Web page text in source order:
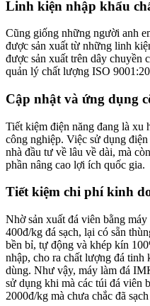
Linh kiện nhập khẩu
Cũng giống những người anh
được sản xuất từ những linh
được sản xuất trên dây chuyền
quản lý chất lượng ISO
Cập nhật và ứng dụng
Tiết kiệm điện năng đang là xu
công nghiệp. Việc sử dụng
nhà đầu tư về lâu về dài, mà
phần nâng cao lợi ích quốc gia.
Tiết kiệm chi phí kinh
Nhờ sản xuất đá viên bằng
400đ/kg đá sạch, lại có sẵn
bền bỉ, tự động và khép kín
nhập, cho ra chất lượng đá tinh
dùng. Như vậy, máy làm đá
sử dụng khi mà các túi đá viên
2000đ/kg mà chưa chắc đã